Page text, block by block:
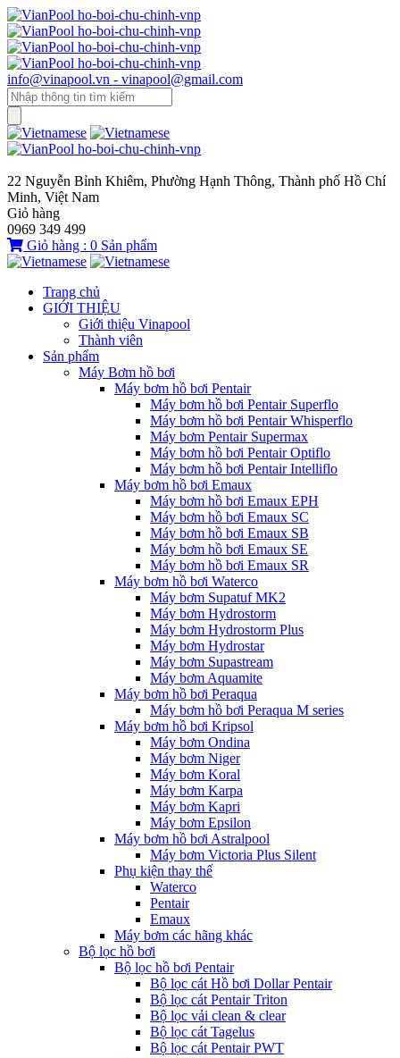
info@vinapool.vn - vinapool@gmail.com
22 Nguyễn Bỉnh Khiêm, Phường Hạnh Thông, Thành phố Hồ Chí
Minh, Việt Nam
Giỏ hàng
0969 349 499
Giỏ hàng : 0 Sản phẩm
Trang chủ
GIỚI THIỆU
Giới thiệu Vinapool
Thành viên
Sản phẩm
Máy Bơm hồ bơi
Máy bơm hồ bơi Pentair
Máy bơm hồ bơi Pentair Superflo
Máy bơm hồ bơi Pentair Whisperflo
Máy bơm Pentair Supermax
Máy bơm hồ bơi Pentair Optiflo
Máy bơm hồ bơi Pentair Intelliflo
Máy bơm hồ bơi Emaux
Máy bơm hồ bơi Emaux EPH
Máy bơm hồ bơi Emaux SC
Máy bơm hồ bơi Emaux SB
Máy bơm hồ bơi Emaux SE
Máy bơm hồ bơi Emaux SR
Máy bơm hồ bơi Waterco
Máy bơm Supatuf MK2
Máy bơm Hydrostorm
Máy bơm Hydrostorm Plus
Máy bơm Hydrostar
Máy bơm Supastream
Máy bơm Aquamite
Máy bơm hồ bơi Peraqua
Máy bơm hồ bơi Peraqua M series
Máy bơm hồ bơi Kripsol
Máy bơm Ondina
Máy bơm Niger
Máy bơm Koral
Máy bơm Karpa
Máy bơm Kapri
Máy bơm Epsilon
Máy bơm hồ bơi Astralpool
Máy bơm Victoria Plus Silent
Phụ kiện thay thế
Waterco
Pentair
Emaux
Máy bơm các hãng khác
Bộ lọc hồ bơi
Bộ lọc hồ bơi Pentair
Bộ lọc cát Hồ bơi Dollar Pentair
Bộ lọc cát Pentair Triton
Bộ lọc vải clean & clear
Bộ lọc cát Tagelus
Bộ lọc cát Pentair PWT